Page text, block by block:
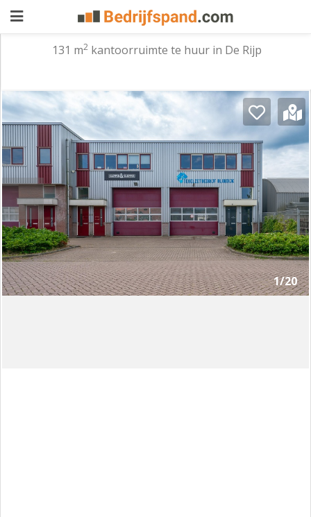
aanbieden
Pand
Waarom
adverteren
Premium
adverteren
Blog
Registreren
Login
131 m2 kantoorruimte te huur in De Rijp
1/20